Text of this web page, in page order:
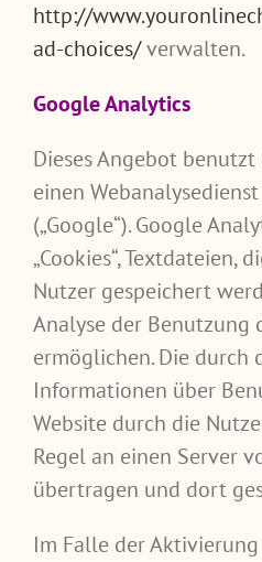
http://
ad-choices/verwalten.
Google Analytics
Dieses Angebot
einen
(„Google“). Google
„Cookies“, Textdateien,
Nutzer gespeichert
Analyse der Benutzung
ermöglichen. Die durch
Informationen über
Website durch die
Regel an einen Server
übertragen und dort
Im Falle der